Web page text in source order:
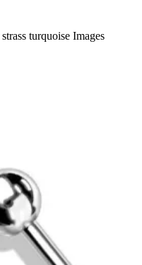
turquoise Images